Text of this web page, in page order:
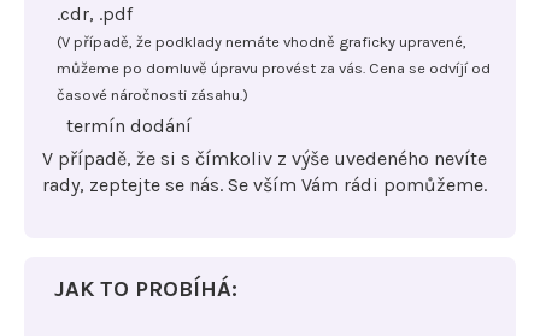
.cdr, .pdf
(V případě, že podklady nemáte vhodně graficky upravené,
můžeme po domluvě úpravu provést za vás. Cena se odvíjí od
časové náročnosti zásahu.)
termín dodání
V případě, že si s čímkoliv z výše uvedeného nevíte
rady, zeptejte se nás. Se vším Vám rádi pomůžeme.
JAK TO PROBÍHÁ: